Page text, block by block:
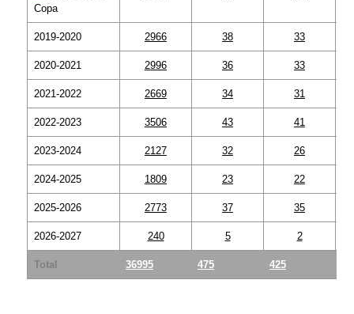
2019-2020 2966 38 33
2020-2021 2996 36 33
2021-2022 2669 34 31
2022-2023 3506 43 41
2023-2024 2127 32 26
2024-2025 1809 23 22
2025-2026 2773 37 35
2026-2027 240 5 2
Total 36995 475 425